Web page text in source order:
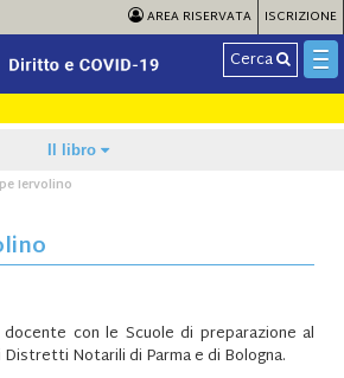
AREA RISERVATA ISCRIZIONE
Cerca
Il libro
Iervolino
con le Scuole di preparazione al
Notarili di Parma e di Bologna.